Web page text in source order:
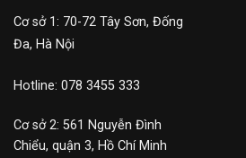
Cơ sở 1: 70-72 Tây Sơn, Đống
Đa, Hà Nội
Hotline: 078 3455 333
Cơ sở 2: 561 Nguyễn Đình
Chiểu, quận 3, Hồ Chí Minh